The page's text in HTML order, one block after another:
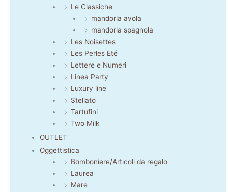
Le Classiche
mandorla avola
mandorla spagnola
Les Noisettes
Les Perles Eté
Lettere e Numeri
Linea Party
Luxury line
Stellato
Tartufini
Two Milk
OUTLET
Oggettistica
Bomboniere/Articoli da regalo
Laurea
Mare